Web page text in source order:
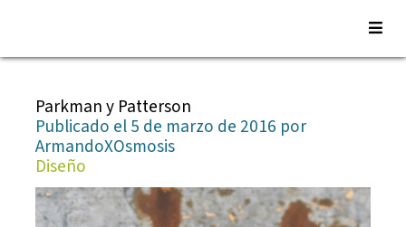
Saltar
contenidoParkman y Patterson
Publicado el 5 de marzo de 2016 por
ArmandoXOsmosis
Diseño